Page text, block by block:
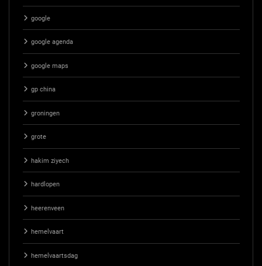
google
google agenda
google maps
gp china
groningen
grote
hakim ziyech
hardlopen
heerenveen
hemelvaart
hemelvaartsdag